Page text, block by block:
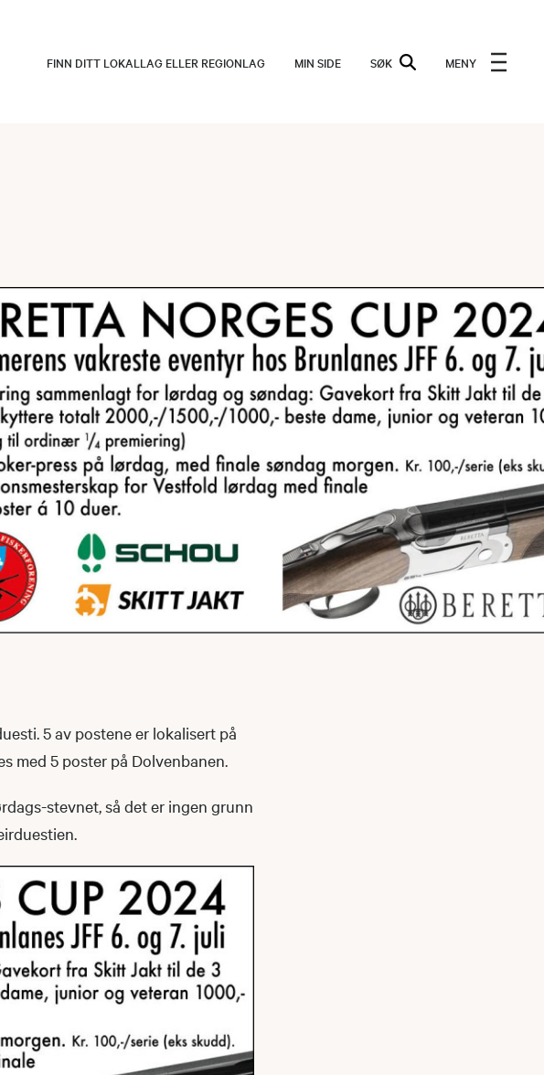
FINN DITT LOKALLAG ELLER REGIONLAG MIN SIDE SØK MENY
5 av postene er lokalisert på
med 5 poster på Dolvenbanen.
stevnet, så det er ingen grunn